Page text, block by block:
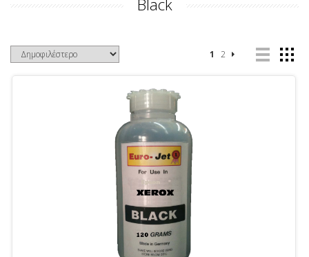
Black
1 2